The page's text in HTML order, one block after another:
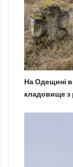
На Одещині
кладовище з